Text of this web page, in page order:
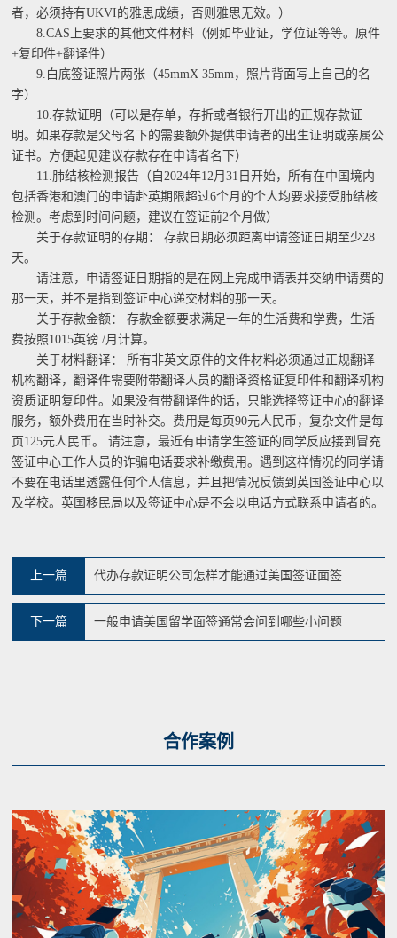
者，必须持有UKVI的雅思成绩，否则雅思无效。）
8.CAS上要求的其他文件材料（例如毕业证，学位证等等。原件
+复印件+翻译件）
9.白底签证照片两张（45mmX 35mm，照片背面写上自己的名
字）
10.存款证明（可以是存单，存折或者银行开出的正规存款证
明。如果存款是父母名下的需要额外提供申请者的出生证明或亲属公
证书。方便起见建议存款存在申请者名下）
11.肺结核检测报告（自2024年12月31日开始，所有在中国境内
包括香港和澳门的申请赴英期限超过6个月的个人均要求接受肺结核
检测。考虑到时间问题，建议在签证前2个月做）
关于存款证明的存期： 存款日期必须距离申请签证日期至少28
天。
请注意，申请签证日期指的是在网上完成申请表并交纳申请费的
那一天，并不是指到签证中心递交材料的那一天。
关于存款金额： 存款金额要求满足一年的生活费和学费，生活
费按照1015英镑 /月计算。
关于材料翻译： 所有非英文原件的文件材料必须通过正规翻译
机构翻译，翻译件需要附带翻译人员的翻译资格证复印件和翻译机构
资质证明复印件。如果没有带翻译件的话，只能选择签证中心的翻译
服务，额外费用在当时补交。费用是每页90元人民币，复杂文件是每
页125元人民币。 请注意，最近有申请学生签证的同学反应接到冒充
签证中心工作人员的诈骗电话要求补缴费用。遇到这样情况的同学请
不要在电话里透露任何个人信息，并且把情况反馈到英国签证中心以
及学校。英国移民局以及签证中心是不会以电话方式联系申请者的。
上一篇 代办存款证明公司怎样才能通过美国签证面签
一般申请美国留学面签通常会问到哪些小问题
下一篇
合作案例